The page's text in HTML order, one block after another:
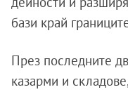
бази край
През последните
казарми и